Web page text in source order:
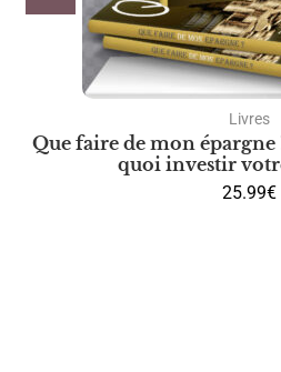
Livres
Que faire de mon épargne
quoi investir
25.99€